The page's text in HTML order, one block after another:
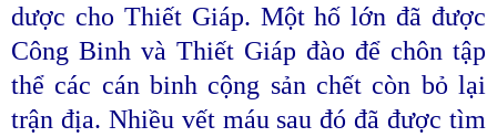
dược cho Thiết Giáp. Một hố lớn đã được
Công Binh và Thiết Giáp đào để chôn tập
thể các cán binh cộng sản chết còn bỏ lại
trận địa. Nhiều vết máu sau đó đã được tìm